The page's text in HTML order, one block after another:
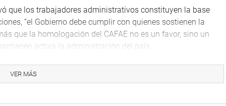
que los trabajadores administrativos constituyen la base
“el Gobierno debe cumplir con quienes sostienen la
que la homologación del CAFAE no es un favor, sino un
activa la administración del país.
del parlamentario ucayalino en la defensa de los
la reglamentación en estrecha coordinación con el
VER MÁS